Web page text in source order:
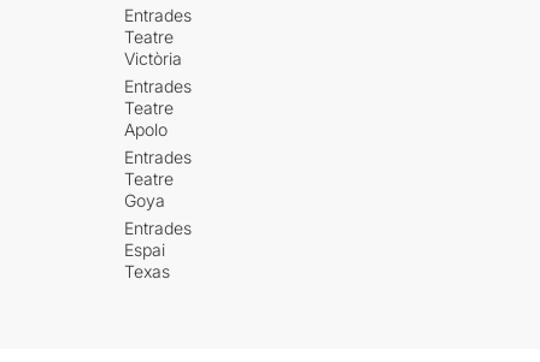
Entrades
Teatre
Victòria
Entrades
Teatre
Apolo
Entrades
Teatre
Goya
Entrades
Espai
Texas